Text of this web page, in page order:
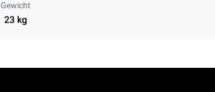
Gewicht
23 kg